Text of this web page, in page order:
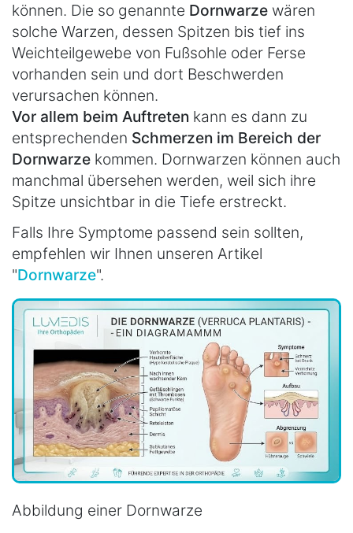
können. Die so genannte Dornwarze wären
solche Warzen, dessen Spitzen bis tief ins
Weichteilgewebe von Fußsohle oder Ferse
vorhanden sein und dort Beschwerden
verursachen können.
Vor allem beim Auftreten kann es dann zu
entsprechenden Schmerzen im Bereich der
Dornwarze kommen. Dornwarzen können auch
manchmal übersehen werden, weil sich ihre
Spitze unsichtbar in die Tiefe erstreckt.
Falls Ihre Symptome passend sein sollten,
empfehlen wir Ihnen unseren Artikel
"Dornwarze".
Abbildung einer Dornwarze